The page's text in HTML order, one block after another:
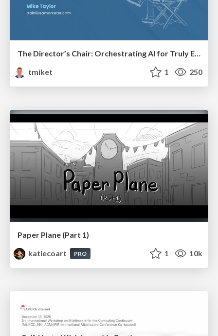
The Director’s Chair: Orchestrating AI for Truly Effective Learning
tmiket
1 250
Paper Plane (Part 1)
katiecoart
PRO 1 10k